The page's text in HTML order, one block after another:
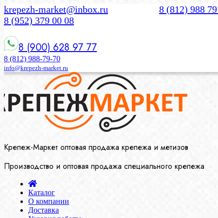
krepezh-market@inbox.ru
8 (812) 988
8 (952) 379 00 08
8 (900) 628 97 77
8 (812) 988-79-70
info@krepezh-market.ru
Крепеж-Маркет оптовая продажа крепежа и метизов
Производство и оптовая продажа специального крепежа
Каталог
О компании
Доставка